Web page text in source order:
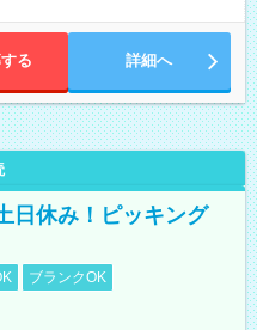
る 詳細へ
日休み！ピッキング
ブランクOK